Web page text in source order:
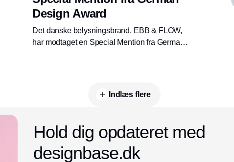
Design Award
Det danske belysningsbrand, EBB & FLOW,
har modtaget en Special Mention fra German
Indlæs flere
Hold dig opdateret med
designbase.dk